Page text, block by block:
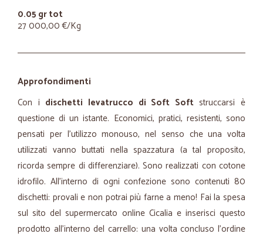
0.05 gr tot
27 000,00 €/Kg
Approfondimenti
Con i dischetti levatrucco di Soft Softstruccarsi è
questione di un istante. Economici, pratici, resistenti, sono
pensati per l'utilizzo monouso, nel senso che una volta
utilizzati vanno buttati nella spazzatura (a tal proposito,
ricorda sempre di differenziare). Sono realizzati con cotone
idrofilo. All'interno di ogni confezione sono contenuti 80
dischetti: provali e non potrai più farne a meno! Fai la spesa
sul sito del supermercato online Cicalia e inserisci questo
prodotto all'interno del carrello: una volta concluso l'ordine